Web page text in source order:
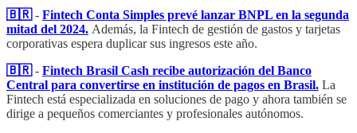
🇧🇷 - Fintech Conta Simples prevé lanzar BNPL en la segunda
mitad del 2024. Además, la Fintech de gestión de gastos y tarjetas
corporativas espera duplicar sus ingresos este año.
🇧🇷 - Fintech Brasil Cash recibe autorización del Banco
Central para convertirse en institución de pagos en Brasil. La
Fintech está especializada en soluciones de pago y ahora también se
dirige a pequeños comerciantes y profesionales autónomos.